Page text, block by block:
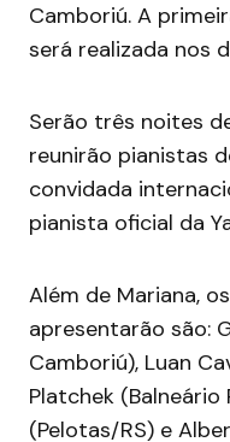
Camboriú. A
será realizada nos
Serão três noites
reunirão pianistas
convidada
pianista oficial da
Além de Mariana,
apresentarão são:
Camboriú), Luan
Platchek (Balneário
(Pelotas/RS) e